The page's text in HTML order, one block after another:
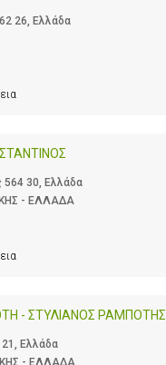
26, Ελλάδα
30, Ελλάδα
- ΕΛΛΑΔΑ
- ΣΤΥΛΙΑΝΟΣ ΡΑΜΠΟΤΗΣ
Ελλάδα
- ΕΛΛΑΔΑ